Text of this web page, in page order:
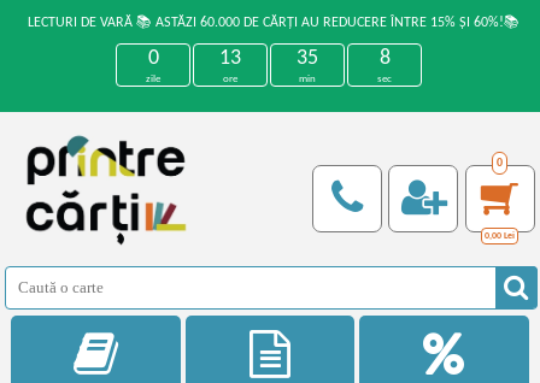
LECTURI DE VARĂ 📚 ASTĂZI 60.000 DE CĂRȚI AU REDUCERE ÎNTRE 15% ȘI 60%!📚
0
zile
13
ore
35
min
7
sec
0
0,00 Lei